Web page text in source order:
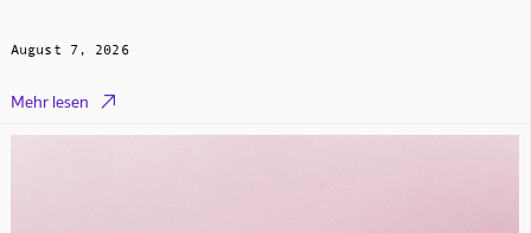
August 7, 2026
Mehr lesen 